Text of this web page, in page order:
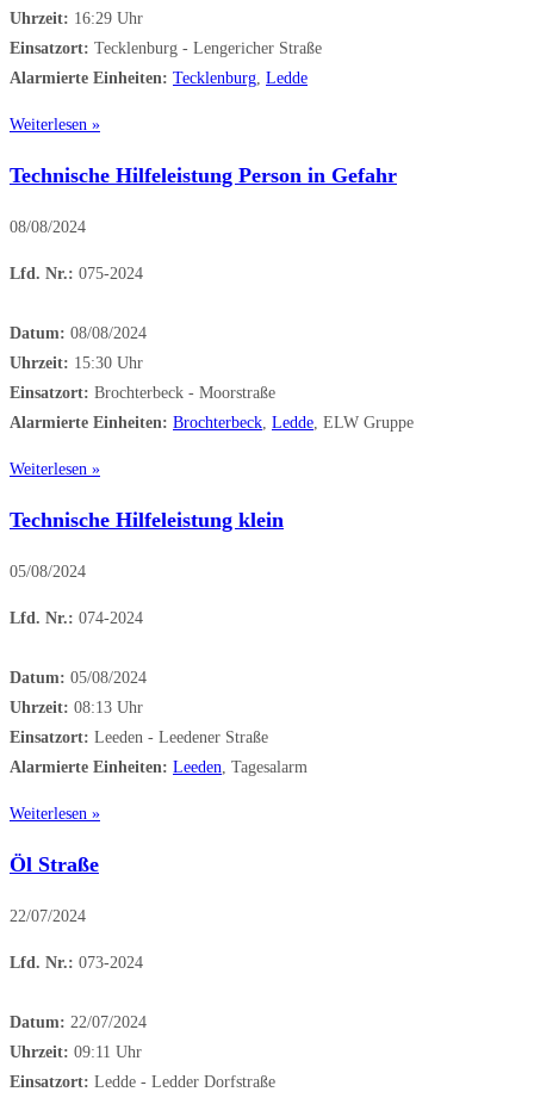
Uhrzeit: 16:29 Uhr
Einsatzort: Tecklenburg - Lengericher Straße
Alarmierte Einheiten: Tecklenburg, Ledde
Weiterlesen »
Technische Hilfeleistung Person in Gefahr
08/08/2024
Lfd. Nr.: 075-2024
Datum: 08/08/2024
Uhrzeit: 15:30 Uhr
Einsatzort: Brochterbeck - Moorstraße
Alarmierte Einheiten: Brochterbeck, Ledde, ELW Gruppe
Weiterlesen »
Technische Hilfeleistung klein
05/08/2024
Lfd. Nr.: 074-2024
Datum: 05/08/2024
Uhrzeit: 08:13 Uhr
Einsatzort: Leeden - Leedener Straße
Alarmierte Einheiten: Leeden, Tagesalarm
Weiterlesen »
Öl Straße
22/07/2024
Lfd. Nr.: 073-2024
Datum: 22/07/2024
Uhrzeit: 09:11 Uhr
Einsatzort: Ledde - Ledder Dorfstraße